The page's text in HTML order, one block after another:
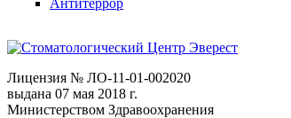
Антитеррор
Лицензия № ЛО-11-01-002020
выдана 07 мая 2018 г.
Министерством Здравоохранения